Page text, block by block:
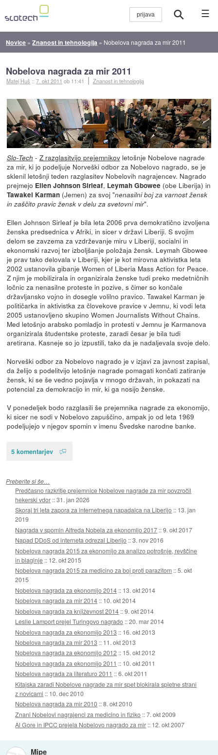
☰
Novice »Znanost in tehnologija » Nobelova nagrada za mir 2011
Nobelova nagrada za mir 2011
Matej Huš ::7. okt 2011 ob 11:41 Znanost in tehnologija
Slo-Tech - Z razglasitvijo prejemnikovletošnje Nobelove nagrade
za mir, ki jo podeljuje Norveški odbor za Nobelovo nagrado, se je
sklenil letošnji teden razglasitev Nobelovih nagrajencev. Nagrado
prejmejo Ellen Johnson Sirleaf, Leymah Gbowee (obe Liberija) in
Tawakel Karman(Jemen) za svoj "nenasilni boj za varnost žensk
in zaščito pravic žensk v delu za svetovni mir".
Ellen Johnson Sirleaf je bila leta 2006 prva demokratično izvoljena
ženska predsednica v Afriki, in sicer v državi Liberiji. S svojim
delom se zavzema za vzdrževanje miru v Liberiji, socialni in
ekonomski razvoj ter izboljšanje položaja žensk. Leymah Gbowee
je prav tako delovala v Liberiji, kjer je kot mirovna aktivistka leta
2002 ustanovila gibanje Women of Liberia Mass Action for Peace.
Z njim je mobilizirala in organizirala ženske tudi preko medetničnih
ločnic za nenasilne proteste in pozive, s čimer so končale
državljansko vojno in dosegle volilno pravico. Tawakel Karman je
političarka in aktivistka za človekove pravice v Jemnu, ki vodi leta
2005 ustanovljeno skupino Women Journalists Without Chains.
Med letošnjo arabsko pomladjo in protesti v Jemnu je Karmanova
organizirala študentske proteste, zaradi česar je bila tudi
aretirana. Kasneje so jo izpustili, tako da je nadaljevala svoje delo.
Norveški odbor za Nobelovo nagrado je v izjavi za javnost zapisal,
da želijo s podelitvijo letošnje nagrade pomagati končati zatiranje
žensk, ki se še vedno pojavlja v mnogo državah, in pokazati na
potencial za demokracijo in mir, ki ga nosijo ženske.
V ponedeljek bodo razglasili še prejemnika nagrade za ekonomijo,
ki sicer ne sodi v Nobelovo zapuščino, ampak jo od leta 1969
podeljujejo v njegov spomin v imenu Švedske narodne banke.
5 komentarjev
Preberite si še…
Predčasno razkritje prejemnice Nobelove nagrade za mir povzročil
hekerski vdor ::31. jan 2026
Skoraj tri leta zapora za internetnega napadalca na Liberijo :: 13. jan
2019
Nagrada v spomin Alfreda Nobela za ekonomijo 2017 ::9. okt 2017
Napad DDoS od interneta odrezal Liberijo ::3. nov 2016
Nobelova nagrada 2015 za ekonomijo za analizo potrošnje, revščine
in blaginje :: 12. okt 2015
Nobelova nagrada 2015 za medicino za boj proti parazitom ::5. okt
2015
Nobelova nagrada za ekonomijo 2014 :: 13. okt 2014
Nobelova nagrada za mir 2014 :: 10. okt 2014
Nobelova nagrada za književnost 2014 ::9. okt 2014
Leslie Lamport prejel Turingovo nagrado ::20. mar 2014
Nobelova nagrada za ekonomijo 2013 :: 16. okt 2013
Nobelova nagrada za mir 2013 :: 11. okt 2013
Nobelova nagrada za ekonomijo 2012 :: 15. okt 2012
Nobelova nagrada za ekonomijo 2011 :: 10. okt 2011
Nobelova nagrada za literaturo 2011 ::6. okt 2011
Kitajska zaradi Nobelove nagrade za mir spet blokirala spletne strani
z novicami :: 10. dec 2010
Nobelova nagrada za mir 2010 ::8. okt 2010
Znani Nobelovi nagrajenci za medicino in fiziko ::7. okt 2009
Al Gore in IPCC prejela Nobelovo nagrado za mir :: 12. okt 2007
Mipe